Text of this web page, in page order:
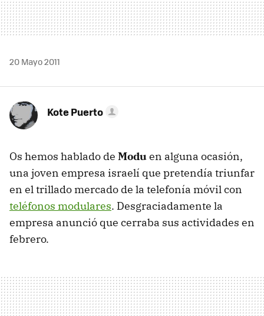
20 Mayo 2011
Kote Puerto
Os hemos hablado de Moduen alguna ocasión,
una joven empresa israelí que pretendía triunfar
en el trillado mercado de la telefonía móvil con
teléfonos modulares. Desgraciadamente la
empresa anunció que cerraba sus actividades en
febrero.